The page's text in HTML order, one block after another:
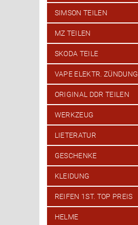
SIMSON TEILEN
MZ TEILEN
SKODA TEILE
VAPE ELEKTR. ZÜNDUNG
ORIGINAL DDR TEILEN
WERKZEUG
LIETERATUR
GESCHENKE
KLEIDUNG
REIFEN 1ST. TOP PREIS
HELME